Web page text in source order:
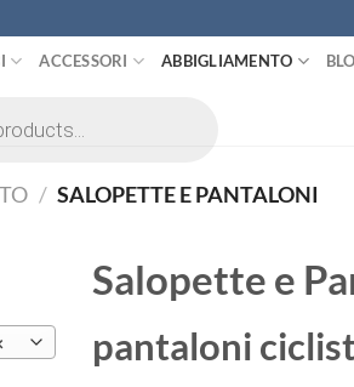
ACCESSORI ABBIGLIAMENTO
/ SALOPETTE E PANTALONI
Salopette e
pantaloni